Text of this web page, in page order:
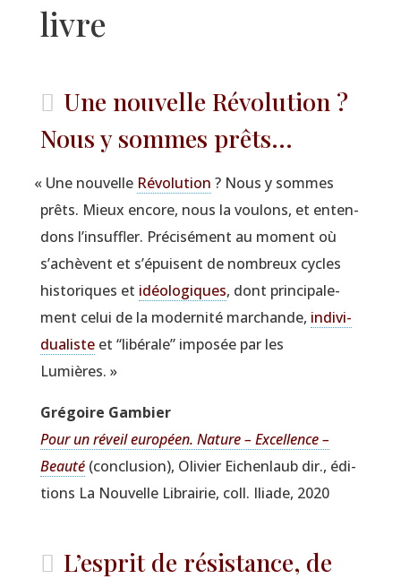
livre
Une nouvelle Révolution ?
Nous y sommes prêts...
« Une nou­velle Révo­lu­tion ? Nous y sommes
prêts. Mieux encore, nous la vou­lons, et enten­
dons l’insuffler. Pré­ci­sé­ment au moment où
s’achèvent et s’épuisent de nom­breux cycles
his­to­riques et idéo­lo­giques, dont prin­ci­pa­le­
ment celui de la moder­ni­té mar­chande, indi­vi­
dua­listeet “libé­rale” impo­sée par les
Lumières. »
Gré­goire Gambier
Pour un réveil euro­péen. Nature – Excel­lence –
Beau­té(conclu­sion), Oli­vier Eichen­laub dir., édi­
tions La Nou­velle Librai­rie, coll. Iliade, 2020
L’esprit de résistance, de